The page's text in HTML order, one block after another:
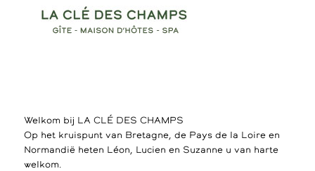
Welkom bij LA CLÉ DES CHAMPS
Op het kruispunt van Bretagne, de Pays de la Loire en
Normandië heten Léon, Lucien en Suzanne u van harte
welkom.